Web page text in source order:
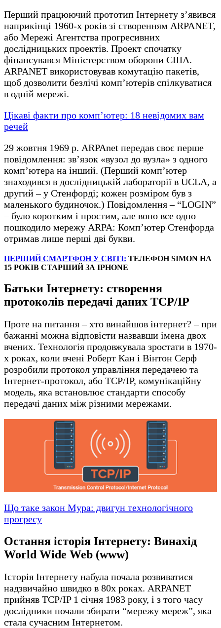
Перший працюючий прототип Інтернету з’явився
наприкінці 1960-х років зі створенням ARPANET,
або Мережі Агентства прогресивних
дослідницьких проектів. Проект спочатку
фінансувався Міністерством оборони США.
ARPANET використовував комутацію пакетів,
щоб дозволити безлічі комп’ютерів спілкуватися
в одній мережі.
Цікаві факти про комп’ютер: 18 невідомих вам
речей
29 жовтня 1969 р. ARPAnet передав своє перше
повідомлення: зв’язок «вузол до вузла» з одного
комп’ютера на інший. (Перший комп’ютер
знаходився в дослідницькій лабораторії в UCLA, а
другий – у Стенфорді; кожен розміром був з
маленького будиночок.) Повідомлення – “LOGIN”
– було коротким і простим, але воно все одно
пошкодило мережу ARPA: Комп’ютер Стенфорда
отримав лише перші дві букви.
ПЕРШИЙ СМАРТФОН У СВІТІ: ТЕЛЕФОН SIMON НА
15 РОКІВ СТАРШИЙ ЗА IPHONE
Батьки Інтернету: створення
протоколів передачі даних TCP/IP
Проте на питання – хто винайшов інтернет? – при
бажанні можна відповісти назвавши імена двох
вчених. Технологія продовжувала зростати в 1970-
х роках, коли вчені Роберт Кан і Вінтон Серф
розробили протокол управління передачею та
Інтернет-протокол, або TCP/IP, комунікаційну
модель, яка встановлює стандарти способу
передачі даних між різними мережами.
Що таке закон Мура: двигун технологічного
прогресу
Остання історія Інтернету: Винахід
World Wide Web (www)
Історія Інтернету набула почала розвиватися
надзвичайно швидко в 80х роках. ARPANET
прийняв TCP/IP 1 січня 1983 року, і з того часу
дослідники почали збирати “мережу мереж”, яка
стала сучасним Інтернетом.